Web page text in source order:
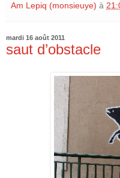
Am Lepiq (monsieuye) à
mardi 16 août 2011
saut d’obstacle